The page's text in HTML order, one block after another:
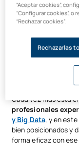
con un perfil
los industriales
en vano, los
la hora de extraer y
a fin de
que hay que
cualquier compañía
Cada vez más está
profesionales
y Big Data, y en
bien posicionados y
forma eficaz con ese
“Aceptar cookies”,
“Configurar cookies”, o
“Rechazar cookies”.
Rechazarlas